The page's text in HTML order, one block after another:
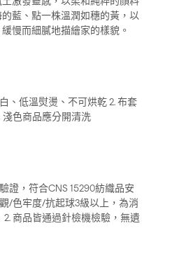
藍、點一株溫潤如穗的黃，以
慢而細膩地描繪家的樣貌。
、低溫熨燙、不可烘乾 2. 布套
淺色商品應分開清洗
證，符合CNS 15290紡織品安
/色牢度/抗起球3級以上，為消
商品皆通過針檢機檢驗，無遺